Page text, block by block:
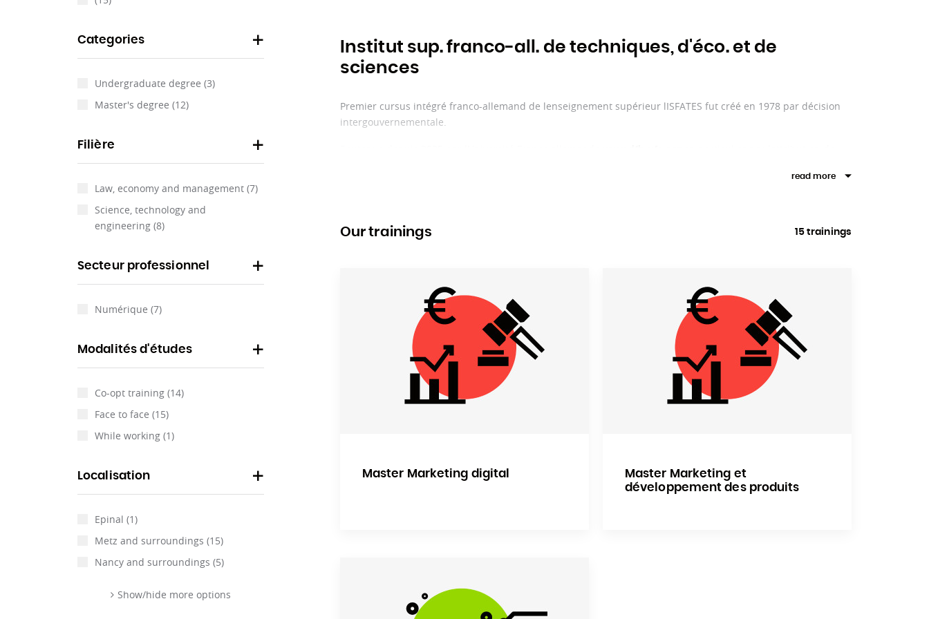
Categories
Undergraduate degree (3)
Master's degree (12)
Filière
Law, economy and management (7)
Science, technology and
engineering (8)
Secteur professionnel
Numérique (7)
Modalités d'études
Co-opt training (14)
Face to face (15)
While working (1)
Localisation
Epinal (1)
Metz and surroundings (15)
Nancy and surroundings (5)
Show/hide more options
Institut sup. franco-all. de techniques, d'éco. et de
sciences
Premier cursus intégré franco-allemand de lenseignement supérieur lISFATES fut créé en 1978 par décision
intergouvernementale.
différents domaines de formation et cycles détudes.
read more
Our trainings 15 trainings
Master Marketing digital
Master Marketing et
développement des produits